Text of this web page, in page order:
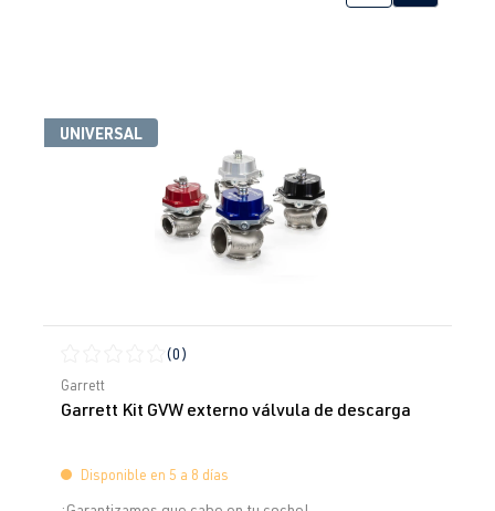
UNIVERSAL
Calificación promedio de 0 de 5 estrellas
(0)
Garrett
Garrett Kit GVW externo válvula de descarga
Disponible en 5 a 8 días